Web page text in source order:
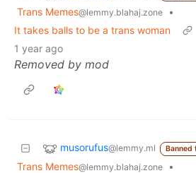
Trans Memes@lemmy.blahaj.zone
•
It takes balls to be a trans woman
1 year ago
Removed by mod
musorufus@lemmy.ml Banned
Trans Memes@lemmy.blahaj.zone
•